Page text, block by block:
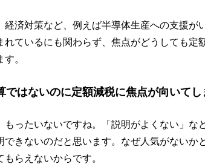
経済対策など、例えば半導体生産への支援が
れているにも関わらず、焦点がどうしても定
。
ではないのに定額減税に焦点が向いてし
もったいないですね。「説明がよくない」な
できないのだと思います。なぜ人気がないか
もらえないからです。